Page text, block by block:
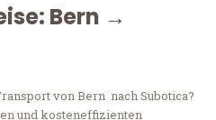
Bern →
von Bern nach Subotica?
und kosteneffizienten